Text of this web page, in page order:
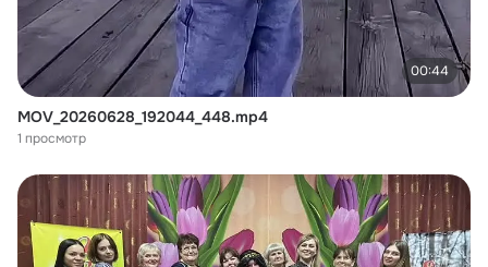
00:44
MOV_20260628_192044_448.mp4
1 просмотр